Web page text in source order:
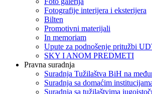
Fotografije interijera i eksterijera
Bilten
Promotivni materijali
In memoriam
Upute za podnošenje pritužbi
SKY I ANOM PREDMETI
Pravna suradnja
Suradnja Tužilaštva BiH na
Suradnja sa domaćim
Suradnja sa tužilaštvima